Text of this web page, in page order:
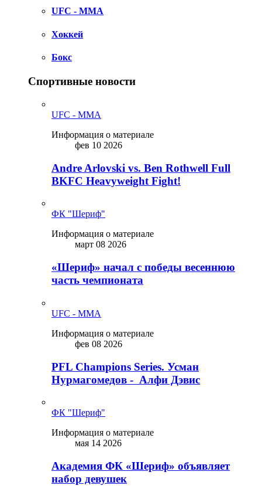
UFC - MMA
Хоккей
Бокс
Спортивные новости
UFC - MMA
Информация о материале
фев 10 2026
Andre Arlovski vs. Ben Rothwell Full
BKFC Heavyweight Fight!
ФК "Шериф"
Информация о материале
март 08 2026
«Шериф» начал с победы весеннюю
часть чемпионата
UFC - MMA
Информация о материале
фев 08 2026
PFL Champions Series. Усман
Нурмагомедов - Алфи Дэвис
ФК "Шериф"
Информация о материале
мая 14 2026
Академия ФК «Шериф» объявляет
набор девушек